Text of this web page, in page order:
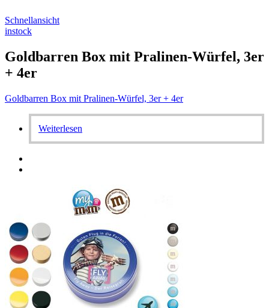
Schnellansicht
instock
Goldbarren Box mit Pralinen-Würfel, 3er
+ 4er
Goldbarren Box mit Pralinen-Würfel, 3er + 4er
Weiterlesen